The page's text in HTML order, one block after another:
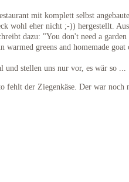
mit komplett selbst
wohl eher nicht ;-)) hergestellt.
dazu: "You don't need a garden
warmed greens and homemade goat
und stellen uns nur vor, es wär so ...
fehlt der Ziegenkäse. Der war noch